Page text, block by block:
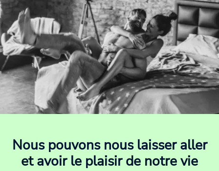
Nous pouvons nous laisser aller
et avoir le plaisir de notre vie